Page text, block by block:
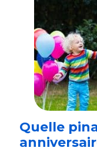
Quelle